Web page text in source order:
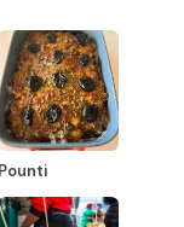
Pounti